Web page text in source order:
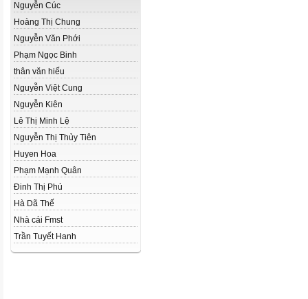
Nguyễn Cúc
Hoàng Thị Chung
Nguyễn Văn Phới
Phạm Ngọc Binh
thân văn hiếu
Nguyễn Việt Cung
Nguyễn Kiên
Lê Thị Minh Lệ
Nguyễn Thị Thủy Tiên
Huyen Hoa
Phạm Mạnh Quân
Đinh Thị Phú
Hà Dã Thế
Nhà cái Fmst
Trần Tuyết Hanh